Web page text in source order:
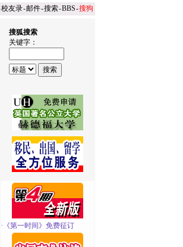
校友录-邮件-搜索-BBS-搜狗
搜狐搜索
关键字：
· 《第一时间》免费征订